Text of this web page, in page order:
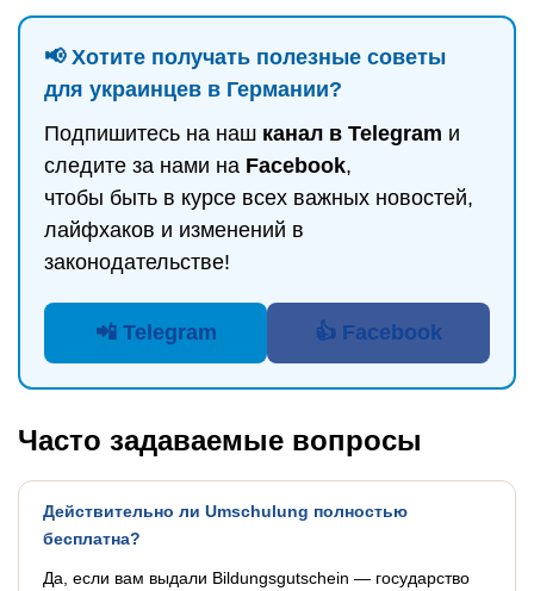
📢 Хотите получать полезные советы
для украинцев в Германии?
Подпишитесь на наш канал в Telegram и
следите за нами на Facebook,
чтобы быть в курсе всех важных новостей,
лайфхаков и изменений в
законодательстве!
📲 Telegram 👍 Facebook
Часто задаваемые вопросы
Действительно ли Umschulung полностью
бесплатна?
Да, если вам выдали Bildungsgutschein — государство